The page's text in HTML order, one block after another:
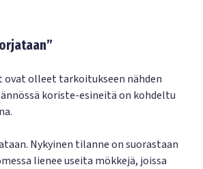
ovat olleet tarkoitukseen nähden
koriste-esineitä on kohdeltu
Nykyinen tilanne on suorastaan
lienee useita mökkejä, joissa